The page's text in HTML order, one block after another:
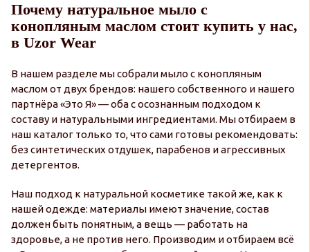
Почему натуральное мыло с
конопляным маслом стоит купить у нас,
в Uzor Wear
В нашем разделе мы собрали мыло с конопляным
маслом от двух брендов: нашего собственного и нашего
партнёра «Это Я» — оба с осознанным подходом к
составу и натуральными ингредиентами. Мы отбираем в
наш каталог только то, что сами готовы рекомендовать:
без синтетических отдушек, парабенов и агрессивных
детергентов.
Наш подход к натуральной косметике такой же, как к
нашей одежде: материалы имеют значение, состав
должен быть понятным, а вещь — работать на
здоровье, а не против него. Производим и отбираем всё